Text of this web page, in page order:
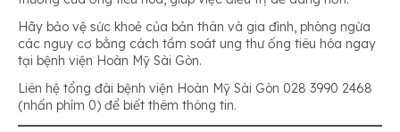
Hãy bảo vệ sức khoẻ của bản thân và gia đình, phòng ngừa
các nguy cơ bằng cách tầm soát ung thư ống tiêu hóa ngay
tại bệnh viện Hoàn Mỹ Sài Gòn.
Liên hệ tổng đài bệnh viện Hoàn Mỹ Sài Gòn 028 3990 2468
(nhấn phím 0) để biết thêm thông tin.